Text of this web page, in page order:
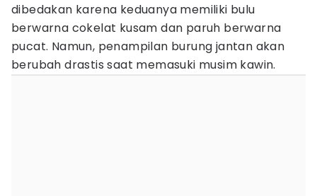
dibedakan karena keduanya memiliki bulu
berwarna cokelat kusam dan paruh berwarna
pucat. Namun, penampilan burung jantan akan
berubah drastis saat memasuki musim kawin.